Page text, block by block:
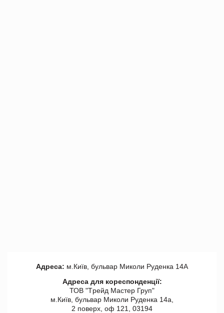
Адреса: м.Київ, бульвар Миколи Руденка 14А
Адреса для кореспонденції:
ТОВ "Tрейд Мастер Груп"
м.Київ, бульвар Миколи Руденка 14а,
2 поверх, оф 121, 03194